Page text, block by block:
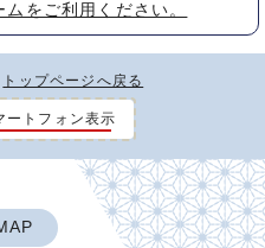
をご利用ください。
トップページへ戻る
ートフォン表示